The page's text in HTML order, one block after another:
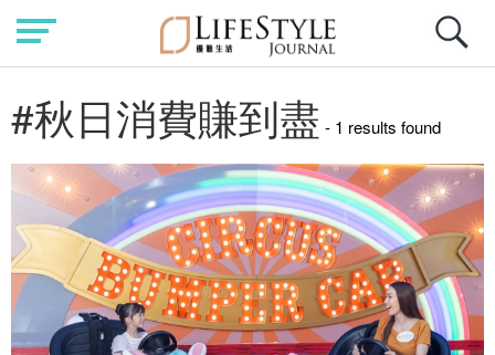
#秋日消費賺到盡 - 1 results found